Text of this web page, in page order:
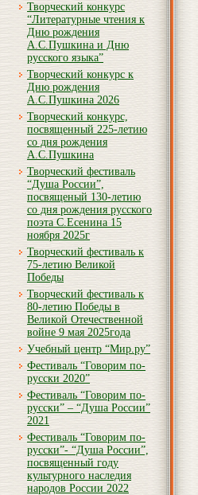
Творческий конкурс
“Литературные чтения к
Дню рождения
А.С.Пушкина и Дню
русского языка”
Творческий конкурс к
Дню рождения
А.С.Пушкина 2026
Творческий конкурс,
посвященный 225-летию
со дня рождения
А.С.Пушкина
Творческий фестиваль
“Душа России”,
посвященый 130-летию
со дня рождения русского
поэта С.Есенина 15
ноября 2025г
Творческий фестиваль к
75-летию Великой
Победы
Творческий фестиваль к
80-летию Победы в
Великой Отечественной
войне 9 мая 2025года
Учебный центр “Мир.ру”
Фестиваль “Говорим по-
русски 2020”
Фестиваль “Говорим по-
русски” – “Душа России”
2021
Фестиваль “Говорим по-
русски”- “Душа России”,
посвященный году
культурного наследия
народов России 2022